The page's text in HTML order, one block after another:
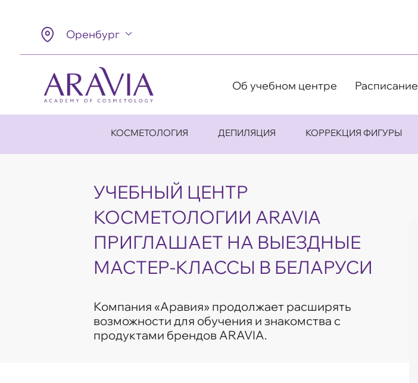
Оренбург
Об учебном центре Расписание
КОСМЕТОЛОГИЯ ДЕПИЛЯЦИЯ КОРРЕКЦИЯ ФИГУРЫ
УЧЕБНЫЙ ЦЕНТР
КОСМЕТОЛОГИИ ARAVIA
ПРИГЛАШАЕТ НА ВЫЕЗДНЫЕ
МАСТЕР-КЛАССЫ В БЕЛАРУСИ
Компания «Аравия» продолжает расширять
возможности для обучения и знакомства с
продуктами брендов ARAVIA.